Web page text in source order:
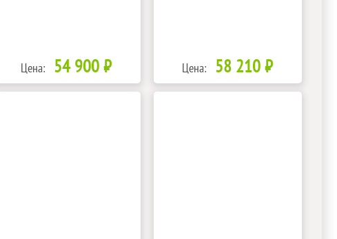
Цена: 54 900 ₽ Цена: 58 210 ₽